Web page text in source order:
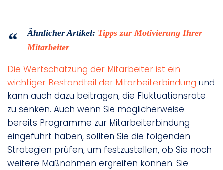
Ähnlicher Artikel: Tipps zur Motivierung Ihrer
Mitarbeiter
Die Wertschätzung der Mitarbeiter ist ein
wichtiger Bestandteil der Mitarbeiterbindung und
kann auch dazu beitragen, die Fluktuationsrate
zu senken. Auch wenn Sie möglicherweise
bereits Programme zur Mitarbeiterbindung
eingeführt haben, sollten Sie die folgenden
Strategien prüfen, um festzustellen, ob Sie noch
weitere Maßnahmen ergreifen können. Sie